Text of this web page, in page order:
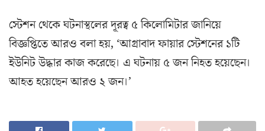
স্টেশন থেকে ঘটনাস্থলের দূরত্ব ৫ কিলোমিটার জানিয়ে
বিজ্ঞপ্তিতে আরও বলা হয়, ‘আগ্রাবাদ ফায়ার স্টেশনের ১টি
ইউনিট উদ্ধার কাজ করেছে। এ ঘটনায় ৫ জন নিহত হয়েছেন।
আহত হয়েছেন আরও ২ জন।’